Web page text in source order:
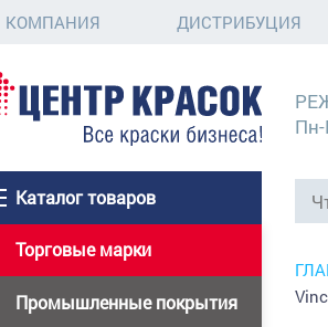
КОМПАНИЯ ДИСТРИБУЦИЯ
Каталог товаров
Торговые марки
Промышленные покрытия